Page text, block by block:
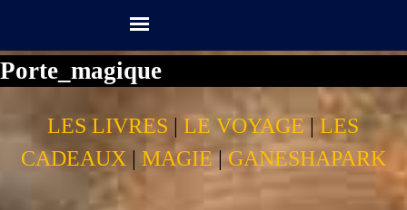
Sauter le menu
Porte_magique
LES LIVRES |LE VOYAGE |LES
CADEAUX | MAGIE|GANESHAPARK